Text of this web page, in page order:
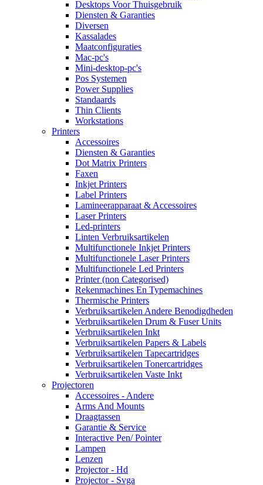
Desktops Voor Thuisgebruik
Diensten & Garanties
Diversen
Kassalades
Maatconfiguraties
Mac-pc's
Mini-desktop-pc's
Pos Systemen
Power Supplies
Standaards
Thin Clients
Workstations
Printers
Accessoires
Diensten & Garanties
Dot Matrix Printers
Faxen
Inkjet Printers
Label Printers
Lamineerapparaat & Accessoires
Laser Printers
Led-printers
Linten Verbruiksartikelen
Multifunctionele Inkjet Printers
Multifunctionele Laser Printers
Multifunctionele Led Printers
Printer (non Categorised)
Rekenmachines En Typemachines
Thermische Printers
Verbruiksartikelen Andere Benodigdheden
Verbruiksartikelen Drum & Fuser Units
Verbruiksartikelen Inkt
Verbruiksartikelen Papers & Labels
Verbruiksartikelen Tapecartridges
Verbruiksartikelen Tonercartridges
Verbruiksartikelen Vaste Inkt
Projectoren
Accessoires - Andere
Arms And Mounts
Draagtassen
Garantie & Service
Interactive Pen/ Pointer
Lampen
Lenzen
Projector - Hd
Projector - Svga